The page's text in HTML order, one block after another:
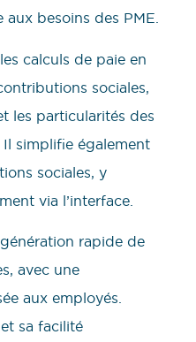
besoins des PME.
calculs de paie en
sociales,
les particularités des
simplifie également
sociales, y
via l’interface.
rapide de
avec une
aux employés.
sa facilité